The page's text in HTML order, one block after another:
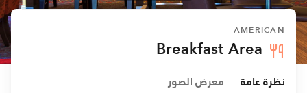
AMERICAN
Breakfast Area
نظرة عامة معرض الصور